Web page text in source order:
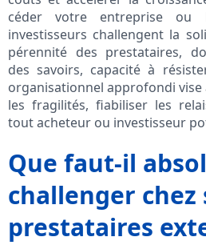
céder votre entreprise ou
investisseurs challengent la
pérennité des prestataires,
des savoirs, capacité à
organisationnel approfondi
les fragilités, fiabiliser les
tout acheteur ou investisseur
Que faut-il
challenger chez
prestataires